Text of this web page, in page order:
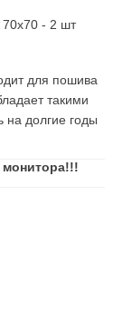
70х70 - 2 шт
для пошива
такими
на долгие годы
монитора!!!